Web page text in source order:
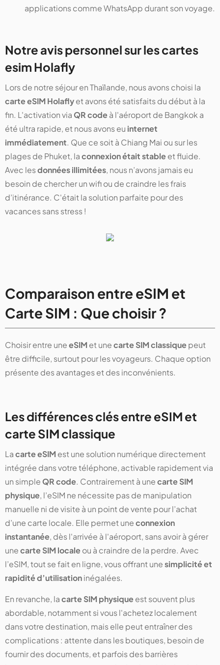
applications comme WhatsApp durant son voyage.
Notre avis personnel sur les cartes
esim Holafly
Lors de notre séjour en Thaïlande, nous avons choisi la
carte eSIM Holaflyet avons été satisfaits du début à la
fin. L'activation via QR codeà l'aéroport de Bangkok a
été ultra rapide, et nous avons eu internet
immédiatement. Que ce soit à Chiang Mai ou sur les
plages de Phuket, laconnexion était stableet fluide.
Avec lesdonnées illimitées, nous n’avons jamais eu
besoin de chercher un wifi ou de craindre les frais
d’itinérance. C'était la solution parfaite pour des
vacances sans stress !
Comparaison entre eSIM et
Carte SIM : Que choisir ?
Choisir entre uneeSIM et unecarte SIM classiquepeut
être difficile, surtout pour les voyageurs. Chaque option
présente des avantages et des inconvénients.
Les différences clés entre eSIM et
carte SIM classique
Lacarte eSIM est une solution numérique directement
intégrée dans votre téléphone, activable rapidement via
un simple QR code. Contrairement à unecarte SIM
physique, l’eSIM ne nécessite pas de manipulation
manuelle ni de visite à un point de vente pour l’achat
d’une carte locale. Elle permet uneconnexion
instantanée, dès l'arrivée à l'aéroport, sans avoir à gérer
unecarte SIM localeou à craindre de la perdre. Avec
l’eSIM, tout se fait en ligne, vous offrant unesimplicité et
rapidité d’utilisationinégalées.
En revanche, lacarte SIM physiqueest souvent plus
abordable, notamment si vous l'achetez localement
dans votre destination, mais elle peut entraîner des
complications : attente dans les boutiques, besoin de
fournir des documents, et parfois des barrières